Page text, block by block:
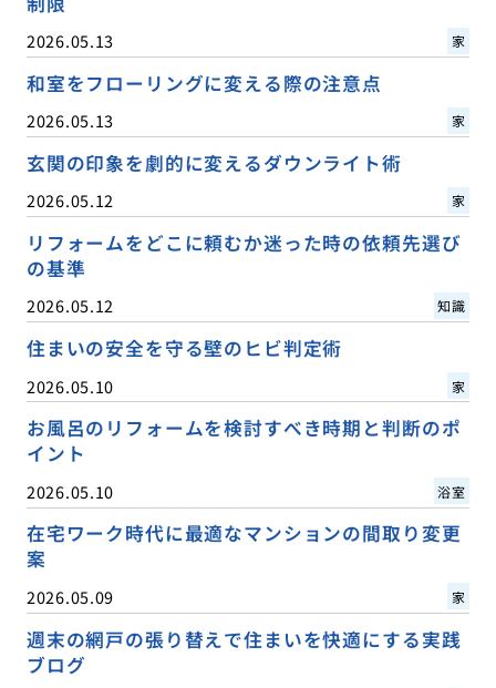
2026.05.13 家
和室をフローリングに変える際の注意点
2026.05.13 家
玄関の印象を劇的に変えるダウンライト術
2026.05.12 家
リフォームをどこに頼むか迷った時の依頼先選び
の基準
2026.05.12 知識
住まいの安全を守る壁のヒビ判定術
2026.05.10 家
お風呂のリフォームを検討すべき時期と判断のポ
イント
2026.05.10 浴室
在宅ワーク時代に最適なマンションの間取り変更
案
2026.05.09 家
週末の網戸の張り替えで住まいを快適にする実践
ブログ